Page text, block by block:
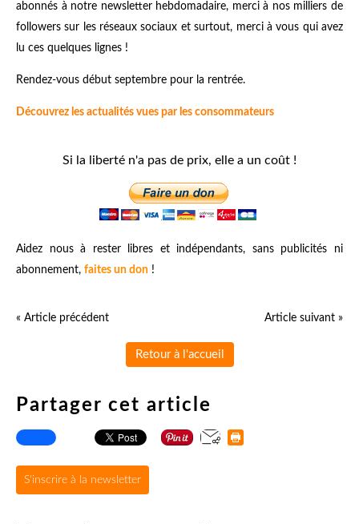
abonnés à notre newsletter hebdomadaire, merci à nos milliers de
followers sur les réseaux sociaux et surtout, merci à vous qui avez
lu ces quelques lignes !
Rendez-vous début septembre pour la rentrée.
Découvrez les actualités vues par les consommateurs
Si la liberté n'a pas de prix, elle a un coût !
Aidez nous à rester libres et indépendants, sans publicités ni
abonnement, faites un don !
« Article précédent Article suivant »
Retour à l'accueil
Partager cet article
S'inscrire à la newsletter